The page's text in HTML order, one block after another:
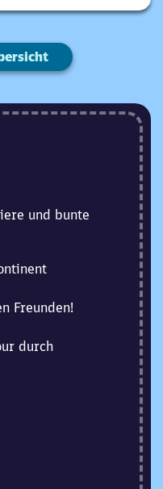
und bunte
Freunden!
durch